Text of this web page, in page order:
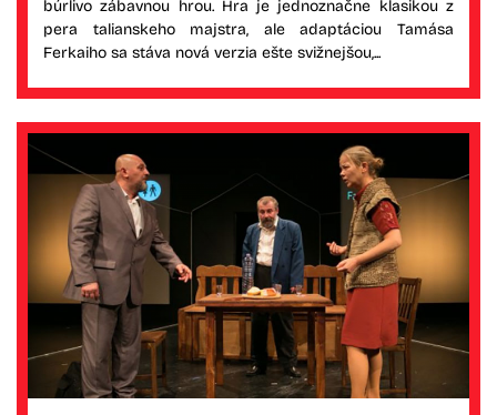
búrlivo zábavnou hrou. Hra je jednoznačne klasikou z
pera talianskeho majstra, ale adaptáciou Tamása
Ferkaiho sa stáva nová verzia ešte svižnejšou,...